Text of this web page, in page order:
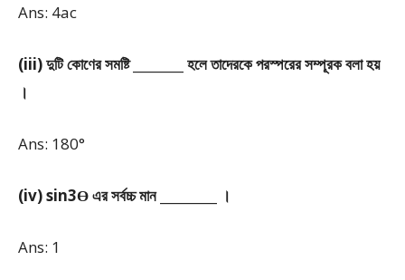
Ans: 4ac
(iii) দুটি কোণের সমষ্টি ________ হলে তাদেরকে পরস্পরের সম্পূরক বলা হয়
।
Ans: 180°
(iv) sin3ϴ এর সর্বচ্চ মান _________ ।
Ans: 1